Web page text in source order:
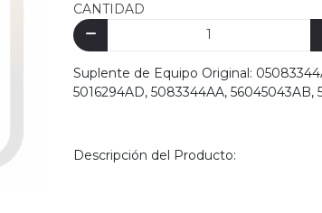
CANTIDAD
Suplente de Equipo Original:
5016294AD, 5083344AA, 56045043AB,
Descripción del Producto: